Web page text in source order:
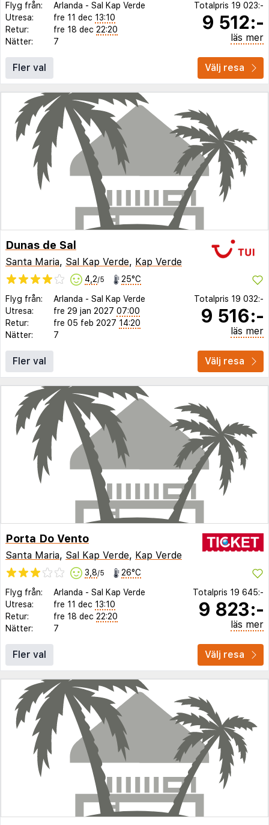
Flyg från: Arlanda - Sal Kap Verde
Utresa:
fre 11 dec 13:10
Retur:
fre 18 dec 22:20
Nätter:
7
Totalpris 19 023:-
9 512:-
läs mer
Fler val Välj resa
Dunas de Sal
Santa Maria, Sal Kap Verde, Kap Verde
4,2/5 25°C
Flyg från: Arlanda - Sal Kap Verde
Utresa:
fre 29 jan 2027 07:00
Retur:
fre 05 feb 2027 14:20
Nätter:
7
Totalpris 19 032:-
9 516:-
läs mer
Fler val Välj resa
Porta Do Vento
Santa Maria, Sal Kap Verde, Kap Verde
3,8/5 26°C
Flyg från: Arlanda - Sal Kap Verde
Utresa:
fre 11 dec 13:10
Retur:
fre 18 dec 22:20
Nätter:
7
Totalpris 19 645:-
9 823:-
läs mer
Fler val Välj resa